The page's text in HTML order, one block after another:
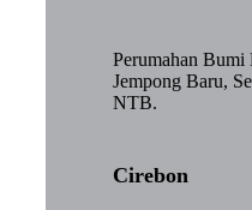
Perumahan
Jempong Baru,
NTB.
Cirebon